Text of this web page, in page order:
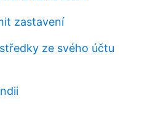
zastavení
ze svého účtu